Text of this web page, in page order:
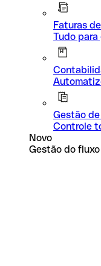
Faturas
Tudo
Gestão
Controle
Novo
Gestão do